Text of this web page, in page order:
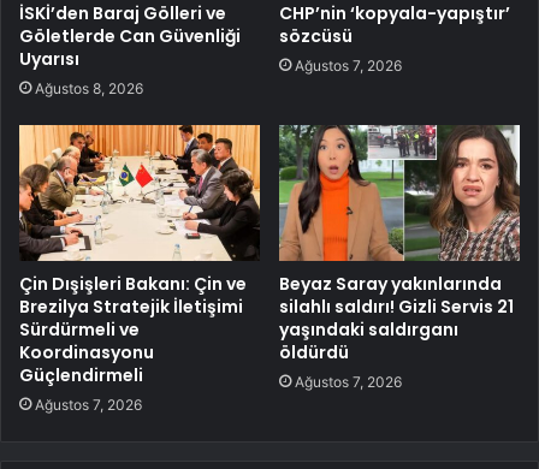
İSKİ’den Baraj Gölleri ve
Göletlerde Can Güvenliği
Uyarısı
Ağustos 8, 2026
CHP’nin ‘kopyala-yapıştır’
sözcüsü
Ağustos 7, 2026
Çin Dışişleri Bakanı: Çin ve
Brezilya Stratejik İletişimi
Sürdürmeli ve
Koordinasyonu
Güçlendirmeli
Ağustos 7, 2026
Beyaz Saray yakınlarında
silahlı saldırı! Gizli Servis 21
yaşındaki saldırganı
öldürdü
Ağustos 7, 2026